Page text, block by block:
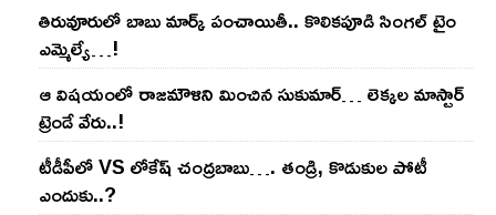
తిరువూరులో బాబు మార్క్ పంచాయితీ.. కొలిక‌పూడి సింగ‌ల్ టైం
ఎమ్మెల్యే…!
ఆ విష‌యంలో రాజ‌మౌళిని మించిన సుకుమార్‌… లెక్క‌ల మాస్టార్
ట్రెండే వేరు..!
టీడీపీలో VS లోకేష్ చంద్ర‌బాబు…. తండ్రి, కొడుకుల పోటీ
ఎందుకు..?